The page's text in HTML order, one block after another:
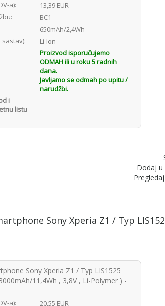
a):
13,39 EUR
BC1
650mAh/2,4Wh
sastav):
Li-Ion
Proizvod isporučujemo
ODMAH ili u roku 5 radnih
dana.
Javljamo se odmah po upitu /
narudžbi.
i
listu
Dodaj u
Sony Xperia Z1 / Typ
Sony Xperia Z1 / Typ LIS1525
11,4Wh , 3,8V , Li-Polymer ) -
a): 20,55 EUR